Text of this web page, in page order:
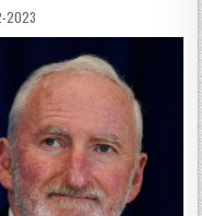
DATE:
2023